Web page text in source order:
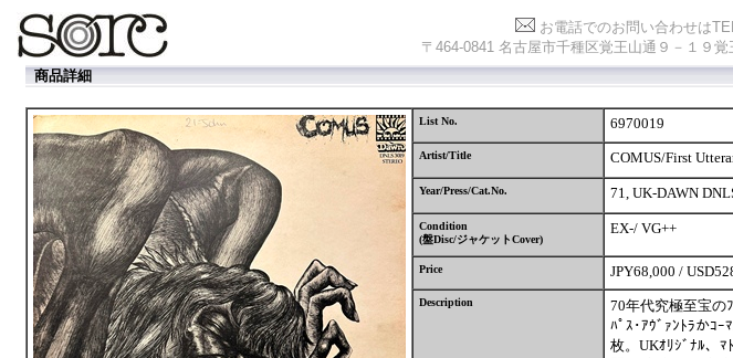
お電話でのお問い合わせは
〒464-0841 名古屋市千種区覚王山通９－１９
商品詳細
List No. 6970019
Artist/Title COMUS/First
Year/Press/Cat.No. 71, UK-DAWN
Condition
(盤Disc/ジャケットCover)
EX-/ VG++
Price JPY68,000 /
Description
70年代究極至宝の
ﾊﾟｽ･ｱｳﾞｧﾝﾄﾗかｺｰ
枚。UKｵﾘｼﾞﾅﾙ、ﾏ